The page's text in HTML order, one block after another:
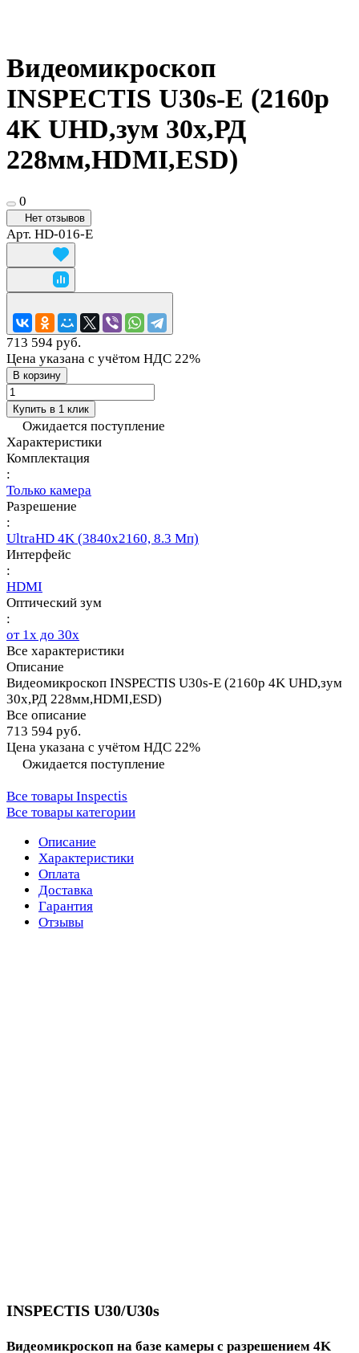
Видеомикроскоп
INSPECTIS U30s-E (2160p
4K UHD,зум 30x,РД
228мм,HDMI,ESD)
0
Нет отзывов
Арт. HD-016-E
713 594 руб.
Цена указана с учётом НДС 22%
В корзину
Купить в 1 клик
Ожидается поступление
Характеристики
Комплектация
:
Только камера
Разрешение
:
UltraHD 4K (3840х2160, 8.3 Мп)
Интерфейс
:
HDMI
Оптический зум
:
от 1х до 30х
Все характеристики
Описание
Видеомикроскоп INSPECTIS U30s-E (2160p 4K UHD,зум
30x,РД 228мм,HDMI,ESD)
Все описание
713 594 руб.
Цена указана с учётом НДС 22%
Ожидается поступление
Все товары Inspectis
Все товары категории
Описание
Характеристики
Оплата
Доставка
Гарантия
Отзывы
INSPECTIS U30/U30s
Видеомикроскоп на базе камеры с разрешением 4K